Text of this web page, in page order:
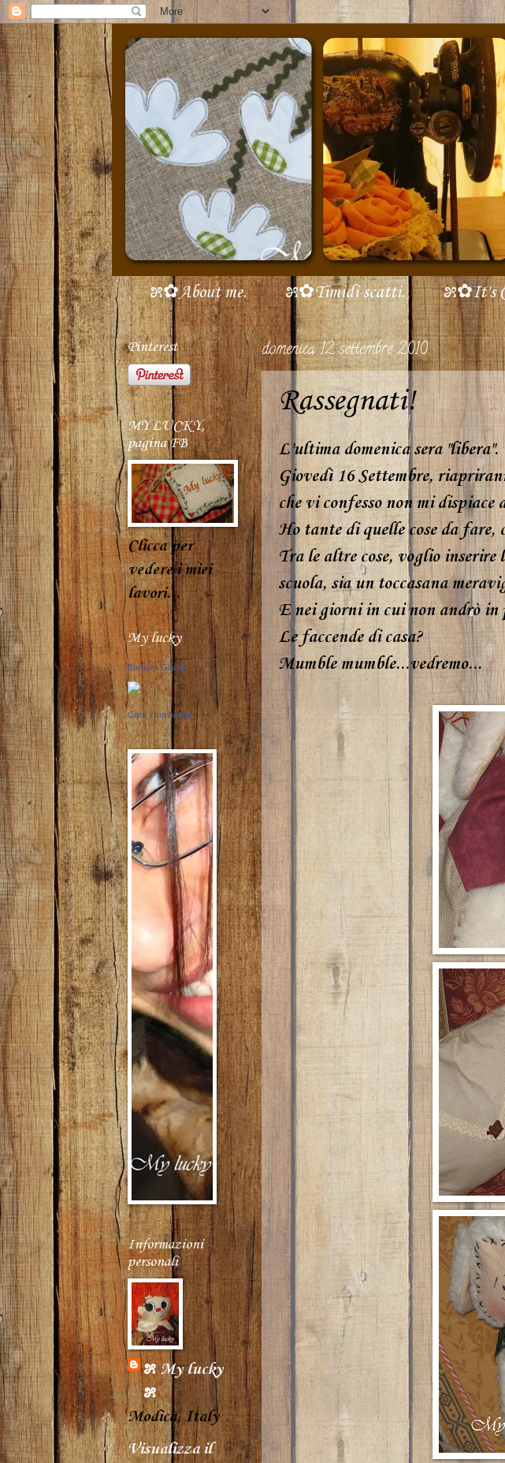
೫✿About me. ೫✿Timidi scatti. ೫✿It's
domenica 12 settembre 2010
Rassegnati!
L'ultima domenica sera "libera".
Giovedì 16 Settembre,
che vi confesso non mi dispiace
Ho tante di quelle cose da
Tra le altre cose, voglio
scuola, sia un toccasana
E nei giorni in cui non andrò in
Le faccende di casa?
Mumble mumble...vedremo...
Pinterest
MY LUCKY,
pagina FB
Clicca per
vedere i miei
lavori...
My lucky
Barbara Giannì
Crea il tuo badge
Informazioni
personali
೫ My lucky
೫
Modica, Italy
Visualizza il